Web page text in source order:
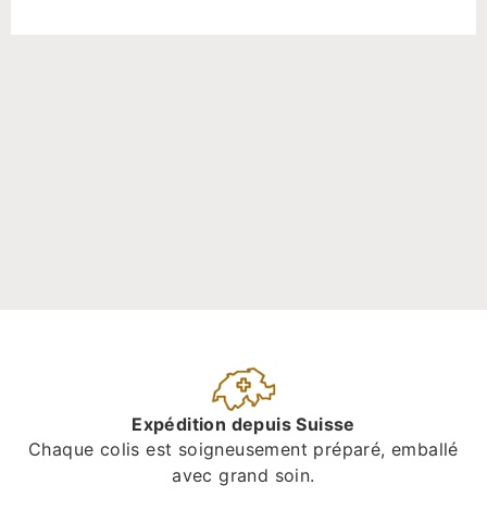
Expédition depuis Suisse
Chaque colis est soigneusement préparé, emballé
avec grand soin.